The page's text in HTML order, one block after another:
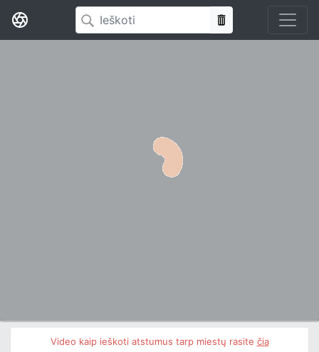
Video kaip ieškoti atstumus tarp miestų rasite čia